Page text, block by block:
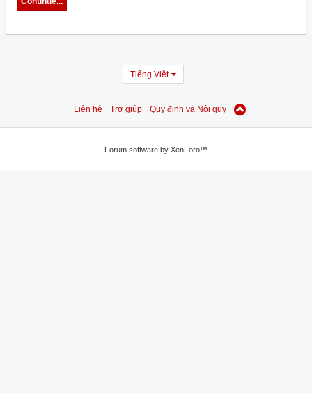
Tiếng Việt
Liên hệ Trợ giúp Quy định và Nội quy
Forum software by XenForo™